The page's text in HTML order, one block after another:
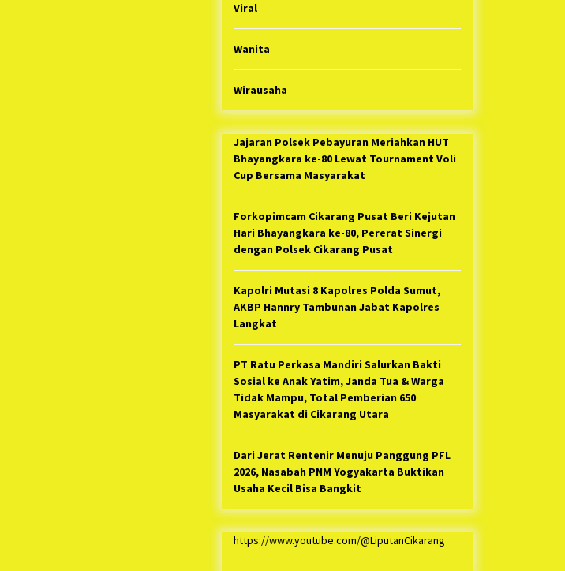
Viral
Wanita
Wirausaha
Jajaran Polsek Pebayuran Meriahkan HUT
Bhayangkara ke-80 Lewat Tournament Voli
Cup Bersama Masyarakat
Forkopimcam Cikarang Pusat Beri Kejutan
Hari Bhayangkara ke-80, Pererat Sinergi
dengan Polsek Cikarang Pusat
Kapolri Mutasi 8 Kapolres Polda Sumut,
AKBP Hannry Tambunan Jabat Kapolres
Langkat
PT Ratu Perkasa Mandiri Salurkan Bakti
Sosial ke Anak Yatim, Janda Tua & Warga
Tidak Mampu, Total Pemberian 650
Masyarakat di Cikarang Utara
Dari Jerat Rentenir Menuju Panggung PFL
2026, Nasabah PNM Yogyakarta Buktikan
Usaha Kecil Bisa Bangkit
https://www.youtube.com/@LiputanCikarang